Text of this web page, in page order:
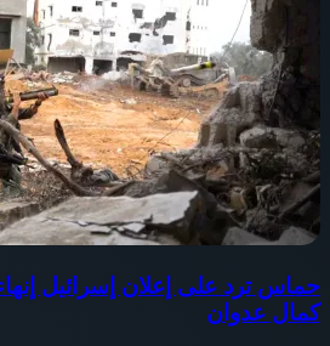
حماس ترد على إعلان إسرائيل
كمال عدوان